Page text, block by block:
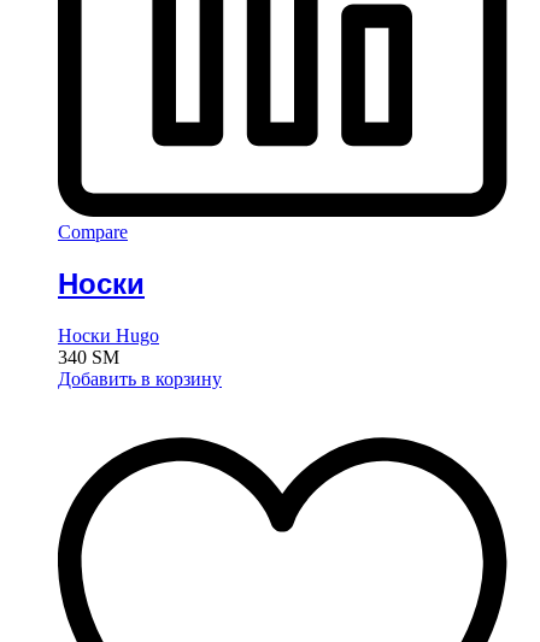
Compare
Носки
Носки Hugo
340 ЅМ
Добавить в корзину